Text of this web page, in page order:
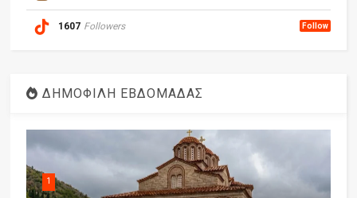
1607 Followers Follow
ΔΗΜΟΦΙΛΗ ΕΒΔΟΜΑΔΑΣ
1